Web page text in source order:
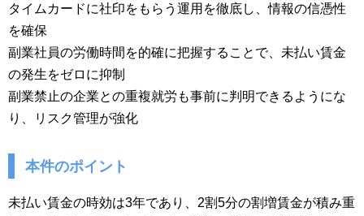
タイムカードに社印をもらう運用を徹底し、情報の信憑性
を確保
副業社員の労働時間を的確に把握することで、未払い賃金
の発生をゼロに抑制
副業禁止の企業との重複就労も事前に判明できるようにな
り、リスク管理が強化
本件のポイント
未払い賃金の時効は3年であり、2割5分の割増賃金が積み重